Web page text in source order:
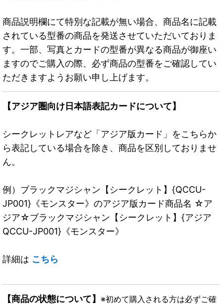
商品説明欄にて特別な記載が無い場合、商品名に記載
されている型番の商品を発送させていただいておりま
す。一部、写真とカードの型番が異なる商品が御座い
ますのでご購入の際、必ず商品の型番をご確認してい
ただきますようお願い申し上げます。
【アジア圏向け日本語表記カードについて】
シークレットレアなど「アジア版カード」をこちらか
ら表記している場合を除き、商品を区別しておりませ
ん。
例）ブラックマジシャン【シークレット】{QCCU-
JP001}《モンスター》のアジア版カード商品名 ☆ア
ジア☆ブラックマジシャン【シークレット】{アジア
QCCU-JP001}《モンスター》
詳細は こちら
【商品の状態について】 ※初めて購入される方は必ずご確